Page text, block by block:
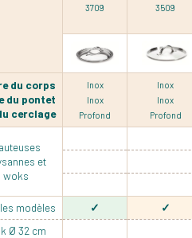
3709 3509
du corps
du pontet
cerclage
Inox
Inox
Profond
Inox
Inox
Profond
et
woks
modèles
Ø 32 cm